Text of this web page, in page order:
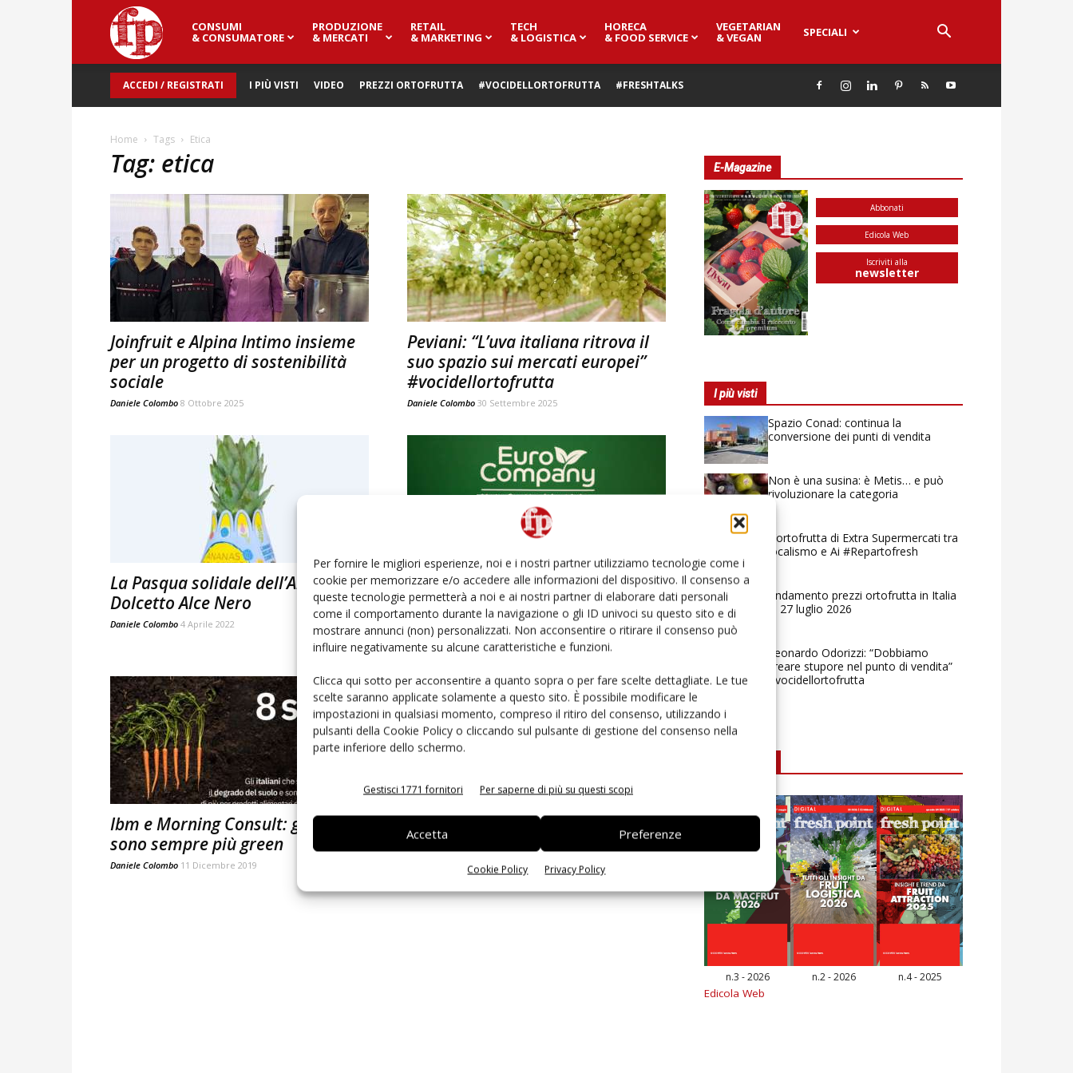
Per fornire le migliori esperienze, noi e i nostri partner utilizziamo tecnologie come i
cookie per memorizzare e/o accedere alle informazioni del dispositivo. Il consenso a
queste tecnologie permetterà a noi e ai nostri partner di elaborare dati personali
come il comportamento durante la navigazione o gli ID univoci su questo sito e di
mostrare annunci (non) personalizzati. Non acconsentire o ritirare il consenso può
influire negativamente su alcune caratteristiche e funzioni.
Clicca qui sotto per acconsentire a quanto sopra o per fare scelte dettagliate. Le tue
scelte saranno applicate solamente a questo sito. È possibile modificare le
impostazioni in qualsiasi momento, compreso il ritiro del consenso, utilizzando i
pulsanti della Cookie Policy o cliccando sul pulsante di gestione del consenso nella
parte inferiore dello schermo.
Gestisci 1771 fornitori Per saperne di più su questi scopi
Accetta Preferenze
Cookie Policy Privacy Policy
Fresh
Point
Magazine
CONSUMI
& CONSUMATORE
PRODUZIONE
& MERCATI
RETAIL
& MARKETING
TECH
& LOGISTICA
HORECA
& FOOD SERVICE
VEGETARIAN
& VEGAN SPECIALI
ACCEDI / REGISTRATI I PIÙ VISTI VIDEO PREZZI ORTOFRUTTA #VOCIDELLORTOFRUTTA #FRESHTALKS
Home Tags Etica
Tag: etica
Joinfruit e Alpina Intimo insieme
per un progetto di sostenibilità
sociale
Daniele Colombo 8 Ottobre 2025
Peviani: “L’uva italiana ritrova il
suo spazio sui mercati europei”
#vocidellortofrutta
Daniele Colombo 30 Settembre 2025
La Pasqua solidale dell’Ananas
Dolcetto Alce Nero
Daniele Colombo 4 Aprile 2022
Euro Company, scelta etica unica
via per dare valore
#vocidellortofrutta
Daniele Colombo 7 Giugno 2021
Ibm e Morning Consult: gli italiani
sono sempre più green
Daniele Colombo 11 Dicembre 2019
E-Magazine
Abbonati
Edicola Web
Iscriviti alla
newsletter
I più visti
Spazio Conad: continua la
conversione dei punti di vendita
Non è una susina: è Metis… e può
rivoluzionare la categoria
L’ortofrutta di Extra Supermercati tra
localismo e Ai #Repartofresh
Andamento prezzi ortofrutta in Italia
al 27 luglio 2026
Leonardo Odorizzi: “Dobbiamo
creare stupore nel punto di vendita”
#vocidellortofrutta
n.3 - 2026 n.2 - 2026 n.4 - 2025
Edicola Web